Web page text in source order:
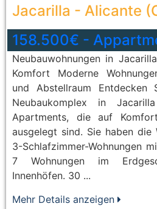
Jacarilla - Alicante
158.500€ -
Neubauwohnungen in
Komfort Moderne
und Abstellraum Entdecken
Neubaukomplex in
Apartments, die auf
ausgelegt sind. Sie haben die
3-Schlafzimmer-Wohnungen
7 Wohnungen im
Innenhöfen. 30 ...
Mehr Details anzeigen